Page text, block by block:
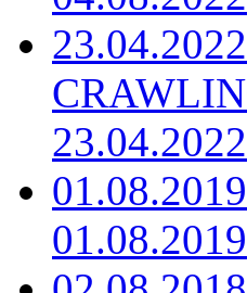
23.04.2022
01.08.2019